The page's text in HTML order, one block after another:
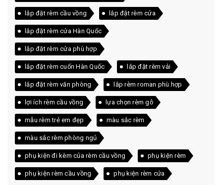
lắp đặt rèm cầu vồng lắp đặt rèm cửa
lắp đặt rèm cửa Hàn Quốc
lắp đặt rèm cửa phù hợp
lắp đặt rèm cuốn Hàn Quốc lắp đặt rèm vải
lắp đặt rèm văn phòng lắp rèm roman phù hợp
lợi ích rèm cầu vồng lựa chọn rèm gỗ
mẫu rèm trẻ em đẹp màu sắc rèm
màu sắc rèm phòng ngủ
phụ kiện đi kèm của rèm cầu vồng phụ kiện rèm
phụ kiện rèm cầu vồng phụ kiện rèm cửa